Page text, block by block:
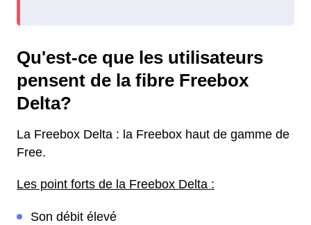
Qu'est-ce que les utilisateurs
pensent de la fibre Freebox
Delta?
La Freebox Delta : la Freebox haut de gamme de
Free.
Les point forts de la Freebox Delta :
Son débit élevé